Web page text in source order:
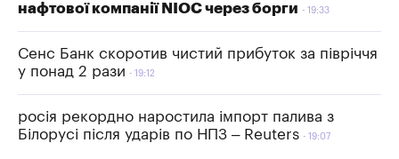
нафтової компанії NIOC через борги
19:33
Сенс Банк скоротив чистий прибуток за півріччя
у понад 2 рази
19:12
росія рекордно наростила імпорт палива з
Білорусі після ударів по НПЗ – Reuters
19:07